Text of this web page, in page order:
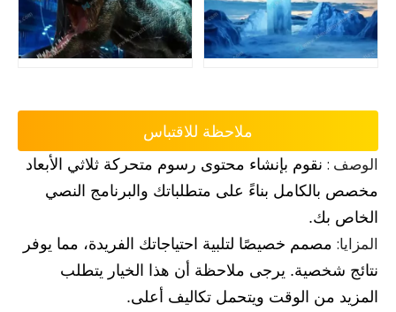
ملاحظة للاقتباس
الوصف : نقوم بإنشاء محتوى رسوم متحركة ثلاثي الأبعاد
مخصص بالكامل بناءً على متطلباتك والبرنامج النصي
الخاص بك.
المزايا: مصمم خصيصًا لتلبية احتياجاتك الفريدة، مما يوفر
نتائج شخصية. يرجى ملاحظة أن هذا الخيار يتطلب
المزيد من الوقت ويتحمل تكاليف أعلى.